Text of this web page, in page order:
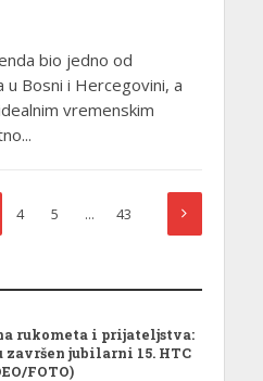
bio jedno od
Bosni i Hercegovini, a
vremenskim
4 5 … 43
rukometa i prijateljstva:
završen jubilarni 15. HTC
FOTO)